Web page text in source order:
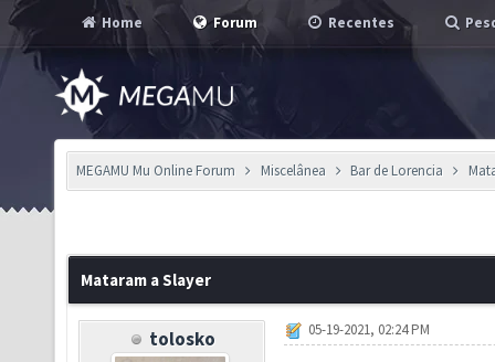
Home Forum Recentes
MEGAMU Mu Online Forum Miscelânea Bar de Lorencia
Mataram a Slayer
tolosko 05-19-2021, 02:24 PM